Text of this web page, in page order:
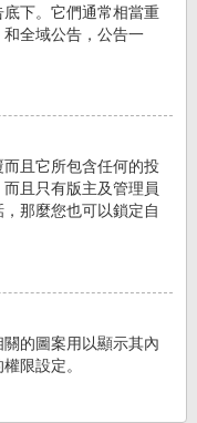
下。它們通常相當重
全域公告，公告一
且它所包含任何的投
且只有版主及管理員
那麼您也可以鎖定自
的圖案用以顯示其內
限設定。